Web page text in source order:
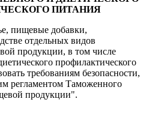
ПИТАНИЯ
пищевые добавки,
отдельных видов
продукции, в том числе
профилактического
требованиям безопасности,
регламентом Таможенного
продукции".